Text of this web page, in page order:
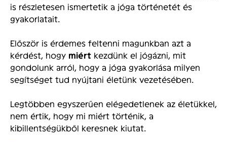
is részletesen ismertetik a jóga történetét és
gyakorlatait.
Először is érdemes feltenni magunkban azt a
kérdést, hogy miért kezdünk el jógázni, mit
gondolunk arról, hogy a jóga gyakorlása milyen
segítséget tud nyújtani életünk vezetésében.
Legtöbben egyszerűen elégedetlenek az életükkel,
nem értik, hogy mi miért történik, a
kibillentségükből keresnek kiutat.